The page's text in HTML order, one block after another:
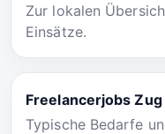
Zur lokalen
Einsätze.
Freelancerjobs Zug
Typische Bedarfe